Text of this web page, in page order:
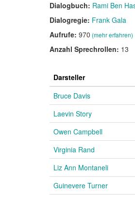
Dialogbuch: Rami Ben
Dialogregie: Frank Gala
Aufrufe: 970 (mehr erfahren)
Anzahl Sprechrollen: 13
Darsteller
Bruce Davis
Laevin Story
Owen Campbell
Virginia Rand
Liz Ann Montaneli
Guinevere Turner